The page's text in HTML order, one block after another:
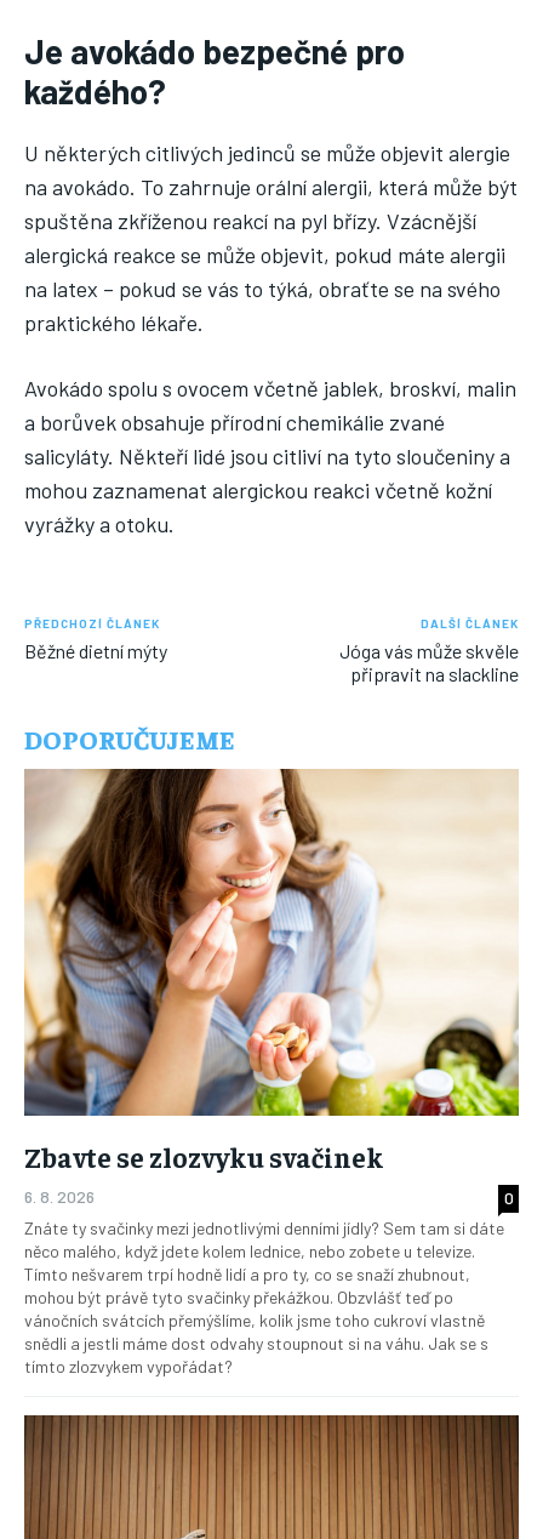
Je avokádo bezpečné pro
každého?
U některých citlivých jedinců se může objevit alergie
na avokádo. To zahrnuje orální alergii, která může být
spuštěna zkříženou reakcí na pyl břízy. Vzácnější
alergická reakce se může objevit, pokud máte alergii
na latex – pokud se vás to týká, obraťte se na svého
praktického lékaře.
Avokádo spolu s ovocem včetně jablek, broskví, malin
a borůvek obsahuje přírodní chemikálie zvané
salicyláty. Někteří lidé jsou citliví na tyto sloučeniny a
mohou zaznamenat alergickou reakci včetně kožní
vyrážky a otoku.
PŘEDCHOZÍ ČLÁNEK
Běžné dietní mýty
DALŠÍ ČLÁNEK
Jóga vás může skvěle
připravit na slackline
DOPORUČUJEME
Zbavte se zlozvyku svačinek
6. 8. 2026
0
Znáte ty svačinky mezi jednotlivými denními jídly? Sem tam si dáte
něco malého, když jdete kolem lednice, nebo zobete u televize.
Tímto nešvarem trpí hodně lidí a pro ty, co se snaží zhubnout,
mohou být právě tyto svačinky překážkou. Obzvlášť teď po
vánočních svátcích přemýšlíme, kolik jsme toho cukroví vlastně
snědli a jestli máme dost odvahy stoupnout si na váhu. Jak se s
tímto zlozvykem vypořádat?